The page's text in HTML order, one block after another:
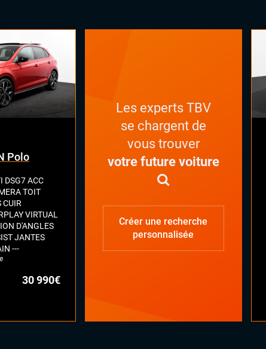
cockpit, compteur
Polo
DSG7 ACC
TOIT
CUIR
VIRTUAL
D'ANGLES
JANTES
---
30 990€
Les experts TBV
se chargent de
vous trouver
votre future voiture
Créer une recherche
personnalisée